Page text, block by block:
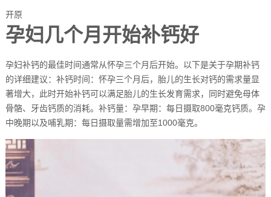
开原
孕妇几个月开始补钙好
孕妇补钙的最佳时间通常从怀孕三个月后开始。以下是关于孕期补钙
的详细建议：补钙时间：怀孕三个月后，胎儿的生长对钙的需求量显
著增大，此时开始补钙可以满足胎儿的生长发育需求，同时避免母体
骨骼、牙齿钙质的消耗。补钙量：孕早期：每日摄取800毫克钙质。孕
中晚期以及哺乳期：每日摄取量需增加至1000毫克。